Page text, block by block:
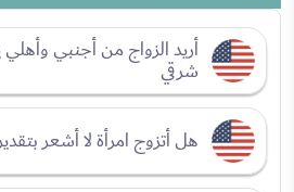
أريد الزواج من أجنبي
شرقي
هل أتزوج امرأة لا أشعر